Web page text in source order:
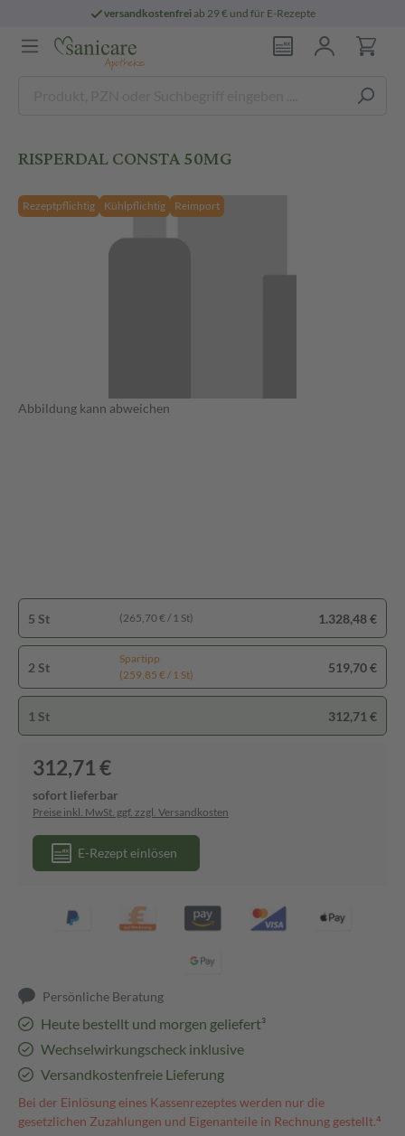
versandkostenfreiab 29 € und für E-Rezepte
RISPERDAL CONSTA 50MG
Rezeptpflichtig Kühlpflichtig Reimport
Abbildung kann abweichen
5 St (265,70 € / 1 St) 1.328,48 €
2 St
Spartipp
(259,85 € / 1 St)
519,70 €
1 St 312,71 €
312,71 €
sofort lieferbar
Preise inkl. MwSt. ggf. zzgl. Versandkosten
E-Rezept einlösen
Persönliche Beratung
Heute bestellt und morgen geliefert³
Wechselwirkungscheck inklusive
Versandkostenfreie Lieferung
Bei der Einlösung eines Kassenrezeptes werden nur die
gesetzlichen Zuzahlungen und Eigenanteile in Rechnung gestellt.⁴